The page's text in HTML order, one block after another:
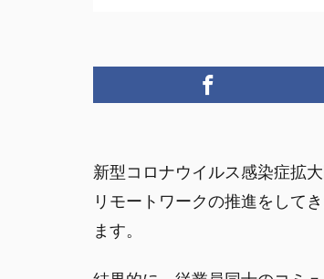
新型コロナウイルス感染症拡
リモートワークの推進をして
ます。